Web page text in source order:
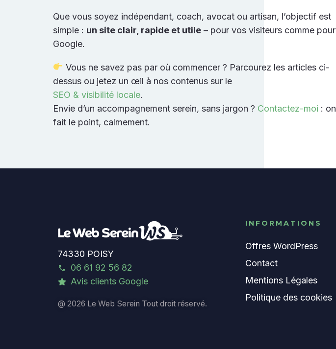
Que vous soyez indépendant, coach, avocat ou artisan, l’objectif est
simple : un site clair, rapide et utile – pour vos visiteurs comme pour
Google.
Vous ne savez pas par où commencer ? Parcourez les articles ci-
dessus ou jetez un œil à nos contenus sur le
SEO & visibilité locale.
Envie d’un accompagnement serein, sans jargon ? Contactez-moi : on
fait le point, calmement.
74330 POISY
06 61 92 56 82
Avis clients Google
@ 2026 Le Web Serein Tout droit réservé.
INFORMATIONS
Offres WordPress
Contact
Mentions Légales
Politique des cookies